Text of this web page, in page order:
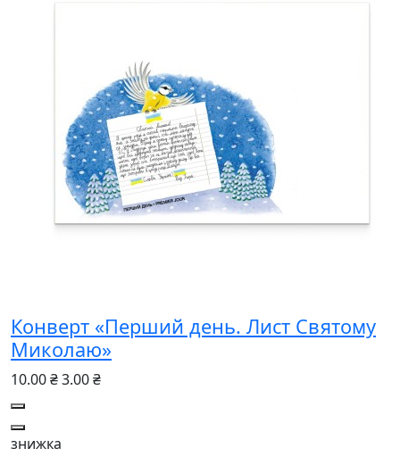
Конверт «Перший день. Лист Святому
Миколаю»
10.00 ₴3.00 ₴
знижка